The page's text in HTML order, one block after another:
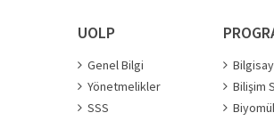
UOLP
Genel Bilgi
Yönetmelikler
SSS
Bilişim